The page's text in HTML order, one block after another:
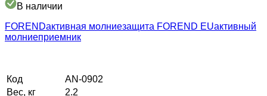
В наличии
FORENDактивная молниезащита FOREND EUактивный
молниеприемник
Код
AN-0902
Вес, кг
2.2